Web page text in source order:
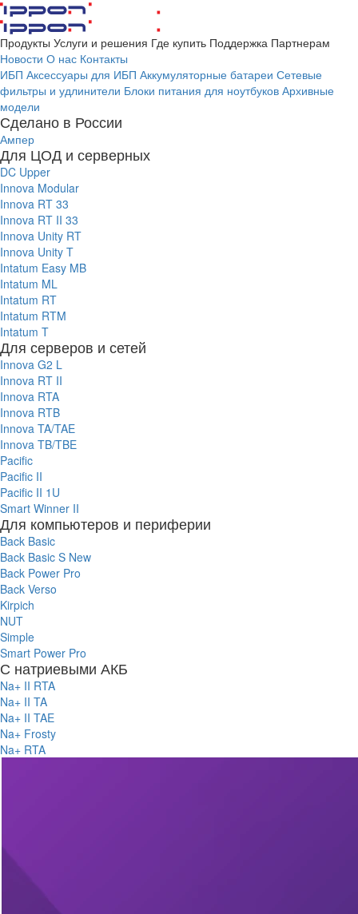
Продукты Услуги и решения Где купить Поддержка Партнерам
Новости О нас Контакты
ИБП Аксессуары для ИБП Аккумуляторные батареи Сетевые
фильтры и удлинители Блоки питания для ноутбуков Архивные
модели
Сделано в России
Ампер
Для ЦОД и серверных
DC Upper
Innova Modular
Innova RT 33
Innova RT II 33
Innova Unity RT
Innova Unity T
Intatum Easy MB
Intatum ML
Intatum RT
Intatum RTM
Intatum T
Для серверов и сетей
Innova G2 L
Innova RT II
Innova RTA
Innova RTB
Innova TA/TAE
Innova TB/TBE
Pacific
Pacific II
Pacific II 1U
Smart Winner II
Для компьютеров и периферии
Back Basic
Back Basic S New
Back Power Pro
Back Verso
Kirpich
NUT
Simple
Smart Power Pro
С натриевыми АКБ
Na+ II RTA
Na+ II TA
Na+ II TAE
Na+ Frosty
Na+ RTA